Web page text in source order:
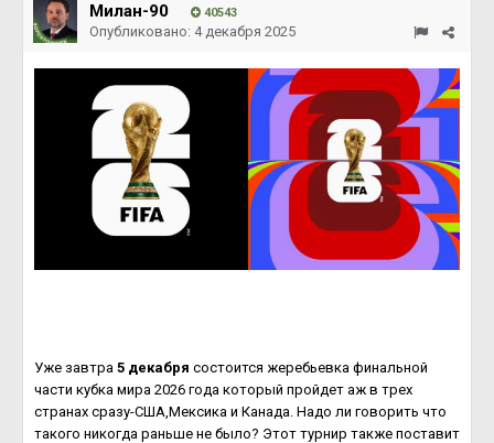
Милан-90 40543
Опубликовано: 4 декабря 2025
Уже завтра 5 декабря состоится жеребьевка финальной
части кубка мира 2026 года который пройдет аж в трех
странах сразу-США,Мексика и Канада. Надо ли говорить что
такого никогда раньше не было? Этот турнир также поставит